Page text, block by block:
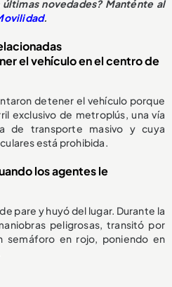
novedades? Manténte al
.
el vehículo en el centro de
detener el vehículo porque
exclusivo de metroplús, una vía
de transporte masivo y cuya
está prohibida.
los agentes le
pare y huyó del lugar. Durante la
peligrosas, transitó por
semáforo en rojo, poniendo en